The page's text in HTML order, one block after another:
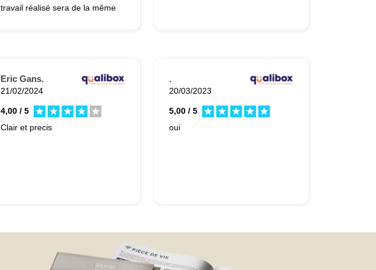
travail réalisé sera de la même
Eric Gans.
21/02/2024
4,00 / 5
Clair et precis
.
20/03/2023
5,00 / 5
oui